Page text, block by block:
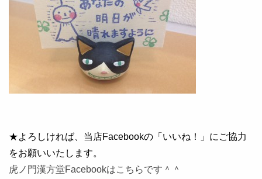
★よろしければ、当店Facebookの「いいね！」にご協力
をお願いいたします。
虎ノ門漢方堂Facebookはこちらです＾＾